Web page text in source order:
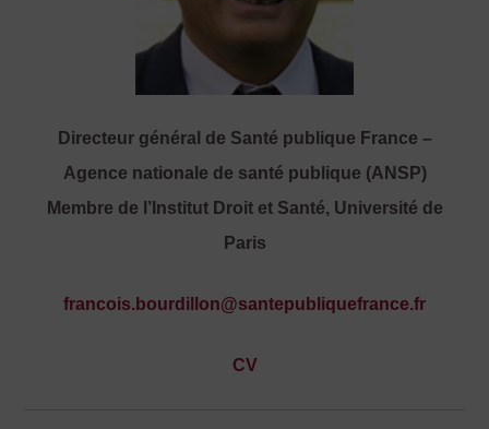
Directeur général de Santé publique France –
Agence nationale de santé publique (ANSP)
Membre de l’Institut Droit et Santé, Université de
Paris
francois.bourdillon@santepubliquefrance.fr
CV